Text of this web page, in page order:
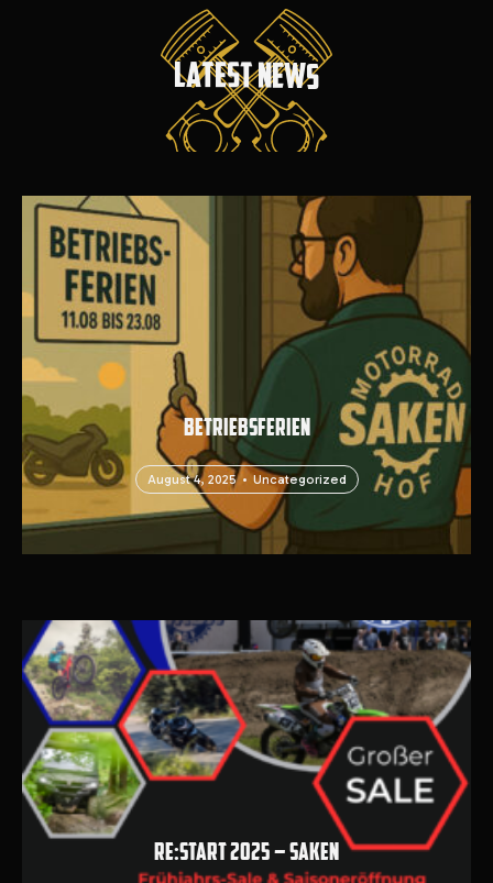
LATESTNEWS
BETRIEBSFERIEN
August 4, 2025 • Uncategorized
August 4, 2025 August 4, 2025
RE:START 2025 – SAKEN